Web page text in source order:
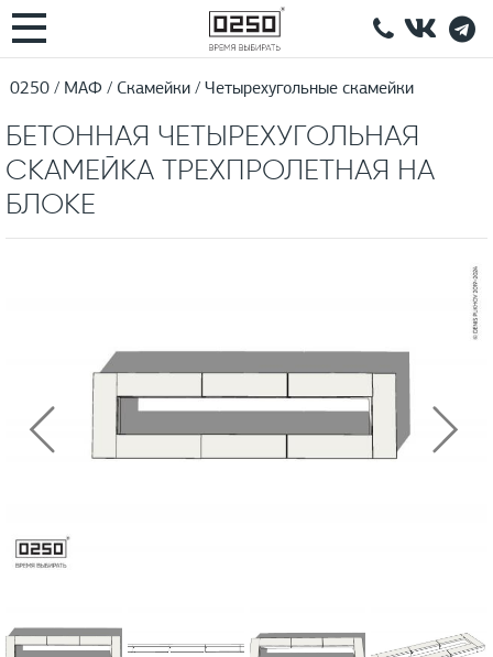
0250 МАФ Скамейки Четырехугольные скамейки
БЕТОННАЯ ЧЕТЫРЕХУГОЛЬНАЯ
СКАМЕЙКА ТРЕХПРОЛЕТНАЯ НА
БЛОКЕ